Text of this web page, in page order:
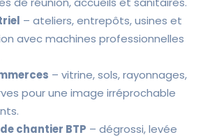
– ateliers, entrepôts, usines et
avec machines professionnelles
– vitrine, sols, rayonnages,
pour une image irréprochable
chantier BTP – dégrossi, levée